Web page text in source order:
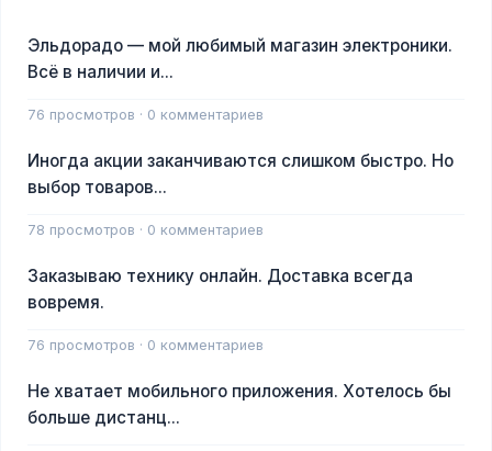
Эльдорадо — мой любимый магазин электроники.
Всё в наличии и...
76 просмотров · 0 комментариев
Иногда акции заканчиваются слишком быстро. Но
выбор товаров...
78 просмотров · 0 комментариев
Заказываю технику онлайн. Доставка всегда
вовремя.
76 просмотров · 0 комментариев
Не хватает мобильного приложения. Хотелось бы
больше дистанц...